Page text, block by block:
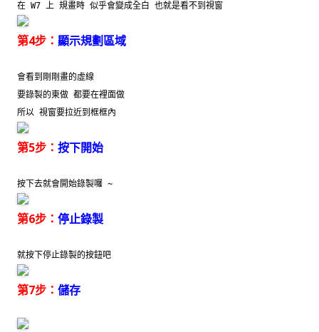
在 W7 上 規畫時 似乎會變成全白 也就是看不到視窗
第4步： 顯示規劃區域
會看到剛剛畫的虛線
要錄製的東做 都要在裡面做
所以 視窗要拉近到框框內
第5步： 按下開始
按下去就會開始錄製囉 ~
第6步： 停止錄製
就按下停止錄製的按鈕吧
第7步： 儲存